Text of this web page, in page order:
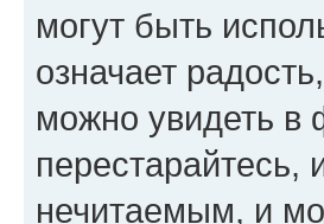
могут быть
означает
можно увидеть в
перестарайтесь,
нечитаемым, и